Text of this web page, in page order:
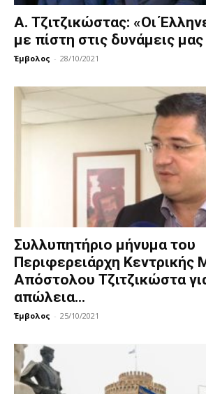
Α. Τζιτζικώστας: «Οι
με πίστη στις δυνάμεις
Έμβολος - 28/10/2021
Συλλυπητήριο μήνυμα του
Περιφερειάρχη Κεντρικής
Απόστολου Τζιτζικώστα
απώλεια...
Έμβολος - 25/10/2021